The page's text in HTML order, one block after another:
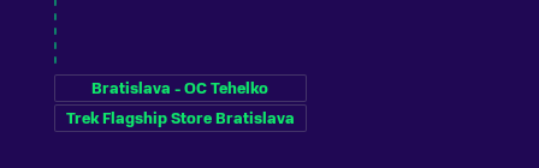
Bratislava - OC Tehelko
Trek Flagship Store Bratislava